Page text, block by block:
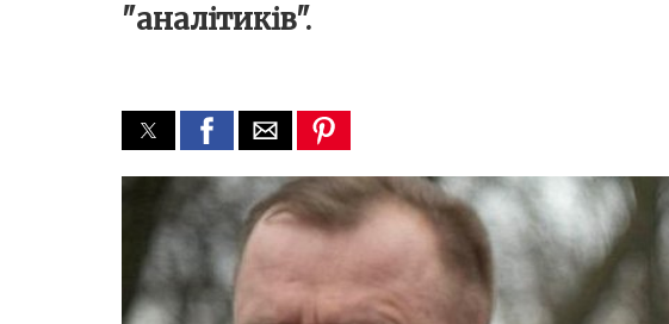
"аналітиків".